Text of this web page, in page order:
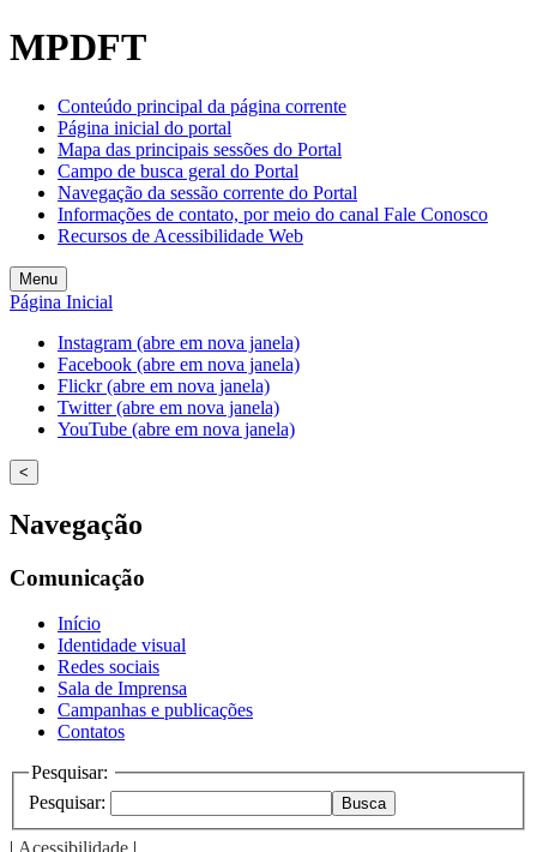
Welcome
to
One
Accessibility
screen
reader.
start
All
in
One
Accessibility
screen
reader,
press
"Ctrl
/".
This
shortcut
activates
screen
help
navigate
interact
the
content.
MPDFT
Conteúdo principal da página corrente
Página inicial do portal
Mapa das principais sessões do Portal
Campo de busca geral do Portal
Navegação da sessão corrente do Portal
Informações de contato, por meio do canal Fale Conosco
Recursos de Acessibilidade Web
Menu
Página Inicial
Instagram (abre em nova janela)
Facebook (abre em nova janela)
Flickr (abre em nova janela)
Twitter (abre em nova janela)
YouTube (abre em nova janela)
<
Navegação
Comunicação
Início
Identidade visual
Redes sociais
Sala de Imprensa
Campanhas e publicações
Contatos
Pesquisar:
Pesquisar:
Busca
| Acessibilidade |